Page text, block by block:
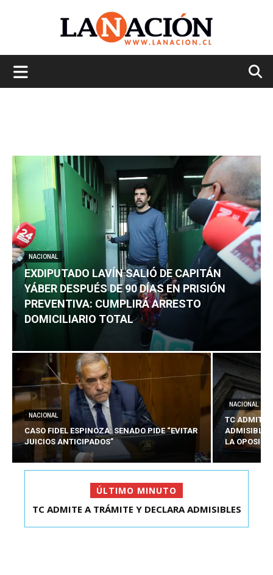
NACIONAL
EXDIPUTADO LAVÍN SALIÓ DE CAPITÁN
YÁBER DESPUÉS DE 90 DÍAS EN PRISIÓN
PREVENTIVA: CUMPLIRÁ ARRESTO
DOMICILIARIO TOTAL
NACIONAL
CASO FIDEL ESPINOZA: SENADO PIDE “EVITAR
JUICIOS ANTICIPADOS”
NACIONAL
TC ADMITE
ADMISIBLES
LA
ÚLTIMO MINUTO
EXDIPUTADO LAVÍN SALIÓ DE CAPITÁN YÁBER